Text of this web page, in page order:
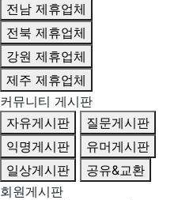
전남 제휴업체
전북 제휴업체
강원 제휴업체
제주 제휴업체
커뮤니티 게시판
자유게시판
질문게시판
익명게시판
유머게시판
일상게시판
공유&교환
회원게시판